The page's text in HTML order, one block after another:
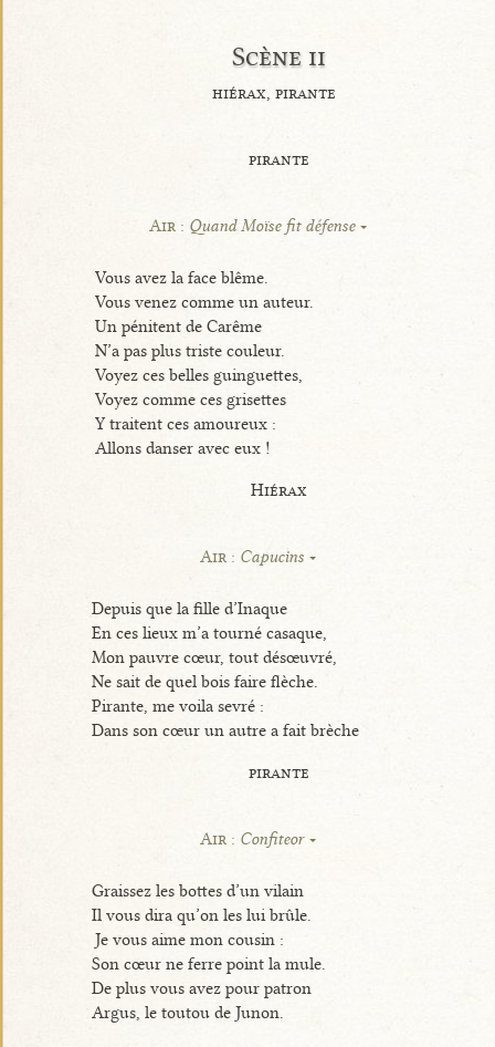
Scène ii
hiérax, pirante
pirante
Air : Quand Moïse fit défense
Vous avez la face blême.
Vous venez comme un auteur.
Un pénitent de Carême
N’a pas plus triste couleur.
Voyez ces belles guinguettes,
Voyez comme ces grisettes
Y traitent ces amoureux :
Allons danser avec eux !
Hiérax
Air : Capucins
Depuis que la fille d’Inaque
En ces lieux m’a tourné casaque,
Mon pauvre cœur, tout désœuvré,
Ne sait de quel bois faire flèche.
Pirante, me voila sevré :
Dans son cœur un autre a fait brèche
pirante
Air : Confiteor
Graissez les bottes d’un vilain
Il vous dira qu’on les lui brûle.
Je vous aime mon cousin :
Son cœur ne ferre point la mule.
De plus vous avez pour patron
Argus, le toutou de Junon.